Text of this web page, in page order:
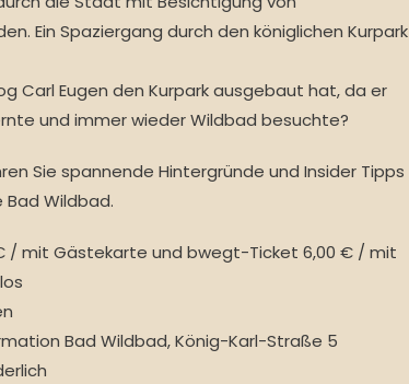
Ein Spaziergang durch den königlichen Kurpark
Carl Eugen den Kurpark ausgebaut hat, da er
und immer wieder Wildbad besuchte?
Sie spannende Hintergründe und Insider Tipps
Wildbad.
/ mit Gästekarte und bwegt-Ticket 6,00 € / mit
Bad Wildbad, König-Karl-Straße 5